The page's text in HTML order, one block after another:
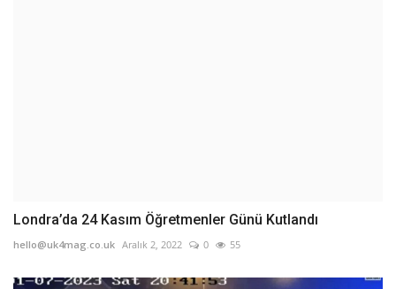
Londra’da 24 Kasım Öğretmenler Günü Kutlandı
hello@uk4mag.co.uk Aralık 2, 2022 0 55